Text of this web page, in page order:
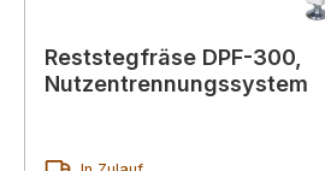
Reststegfräse DPF-300,
Nutzentrennungssystem